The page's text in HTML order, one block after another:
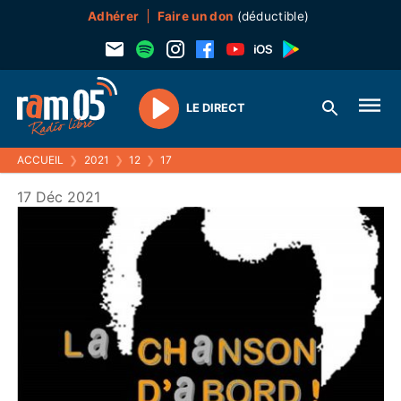
Adhérer Faire un don (déductible)
Play
LE DIRECT
ACCUEIL ❯ 2021 ❯ 12 ❯ 17
17 Déc 2021